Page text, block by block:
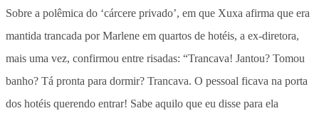
Sobre a polêmica do ‘cárcere privado’, em que Xuxa afirma que era
mantida trancada por Marlene em quartos de hotéis, a ex-diretora,
mais uma vez, confirmou entre risadas: “Trancava! Jantou? Tomou
banho? Tá pronta para dormir? Trancava. O pessoal ficava na porta
dos hotéis querendo entrar! Sabe aquilo que eu disse para ela